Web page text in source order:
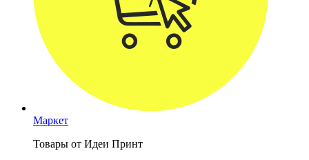
Маркет
Товары от Идеи Принт